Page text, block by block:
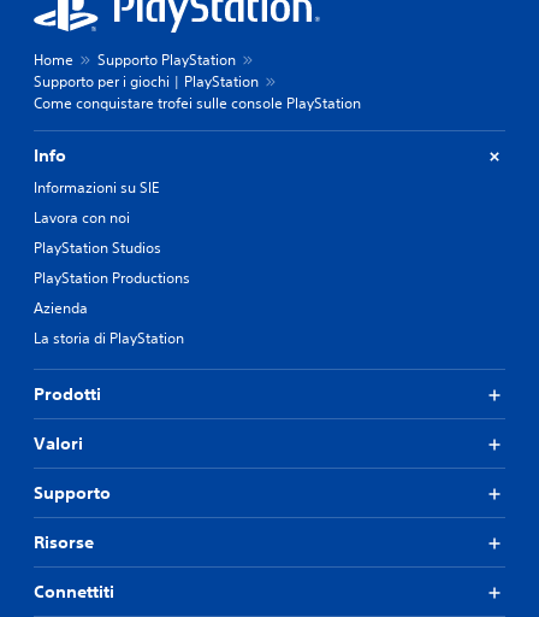
Home
Supporto PlayStation
Supporto per i giochi | PlayStation
Come conquistare trofei sulle console PlayStation
Info
Informazioni su SIE
Lavora con noi
PlayStation Studios
PlayStation Productions
Azienda
La storia di PlayStation
Prodotti
Valori
Supporto
Risorse
Connettiti